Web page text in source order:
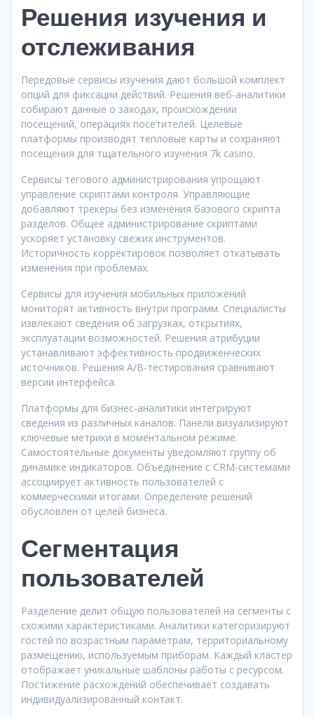
Решения изучения и
отслеживания
Передовые сервисы изучения дают большой комплект
опций для фиксации действий. Решения веб-аналитики
собирают данные о заходах, происхождении
посещений, операциях посетителей. Целевые
платформы производят тепловые карты и сохраняют
посещения для тщательного изучения 7k casino.
Сервисы тегового администрирования упрощают
управление скриптами контроля. Управляющие
добавляют трекеры без изменения базового скрипта
разделов. Общее администрирование скриптами
ускоряет установку свежих инструментов.
Историчность корректировок позволяет откатывать
изменения при проблемах.
Сервисы для изучения мобильных приложений
мониторят активность внутри программ. Специалисты
извлекают сведения об загрузках, открытиях,
эксплуатации возможностей. Решения атрибуции
устанавливают эффективность продвиженческих
источников. Решения A/B-тестирования сравнивают
версии интерфейса.
Платформы для бизнес-аналитики интегрируют
сведения из различных каналов. Панели визуализируют
ключевые метрики в моментальном режиме.
Самостоятельные документы уведомляют группу об
динамике индикаторов. Объединение с CRM-системами
ассоциирует активность пользователей с
коммерческими итогами. Определение решений
обусловлен от целей бизнеса.
Сегментация
пользователей
Разделение делит общую пользователей на сегменты с
схожими характеристиками. Аналитики категоризируют
гостей по возрастным параметрам, территориальному
размещению, используемым приборам. Каждый кластер
отображает уникальные шаблоны работы с ресурсом.
Постижение расхождений обеспечивает создавать
индивидуализированный контакт.